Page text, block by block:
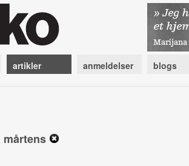
artikler anmeldelser blogs
mårtens